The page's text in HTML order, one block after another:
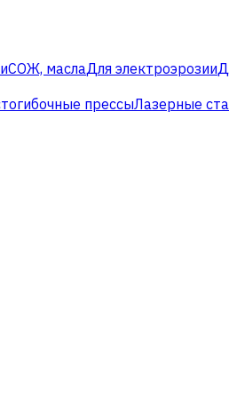
СОЖ, маслаДля электроэрозии
прессыЛазерные